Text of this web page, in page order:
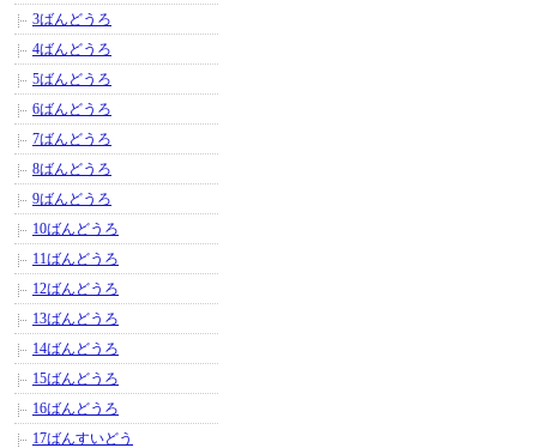
3ばんどうろ
4ばんどうろ
5ばんどうろ
6ばんどうろ
7ばんどうろ
8ばんどうろ
9ばんどうろ
10ばんどうろ
11ばんどうろ
12ばんどうろ
13ばんどうろ
14ばんどうろ
15ばんどうろ
16ばんどうろ
17ばんすいどう